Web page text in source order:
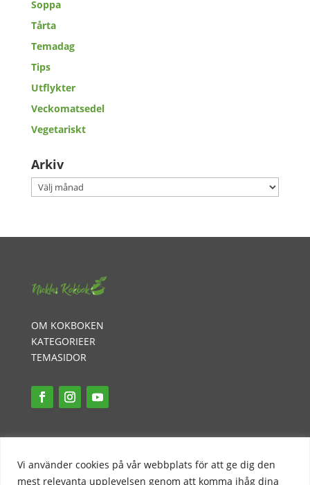
Vi använder cookies på vår webbplats för att ge dig den
mest relevanta upplevelsen genom att komma ihåg dina
Soppa
Tårta
Temadag
Tips
Utflykter
Veckomatsedel
Vegetariskt
Arkiv
Arkiv
OM KOKBOKEN
KATEGORIEER
TEMASIDOR
PR-POLICY
KONTAKT